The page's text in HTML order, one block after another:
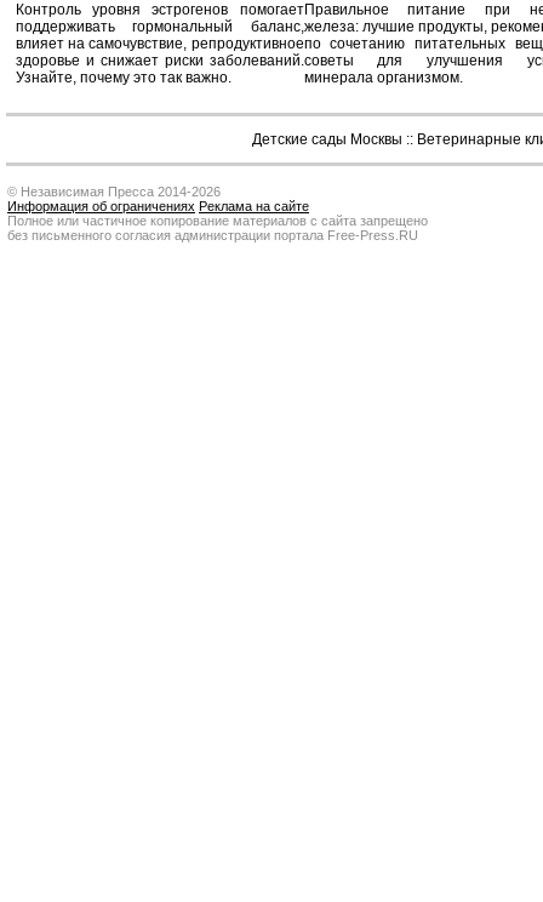
Контроль уровня эстрогенов помогает
поддерживать гормональный баланс,
влияет на самочувствие, репродуктивное
здоровье и снижает риски заболеваний.
Узнайте, почему это так важно.
Правильное питание при
железа: лучшие продукты,
по сочетанию питательных
советы для улучшения
минерала организмом.
Детские сады Москвы :: Ветеринарные
© Независимая Пресса 2014-2026
Информация об ограничениях Реклама на сайте
Полное или частичное копирование материалов с сайта запрещено
без письменного согласия администрации портала Free-Press.RU